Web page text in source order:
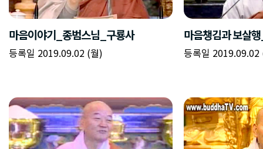
마음이야기_종범스님_구룡사
등록일 2019.09.02 (월)
마음챙김과 보살
등록일 2019.09.02